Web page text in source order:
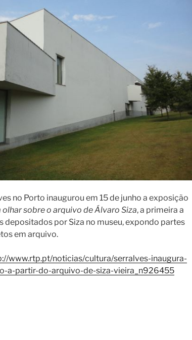
no Porto inaugurou em 15 de junho a exposição
sobre o arquivo de Álvaro Siza, a primeira a
depositados por Siza no museu, expondo partes
em arquivo.
www.rtp.pt/noticias/cultura/serralves-inaugura-
a-partir-do-arquivo-de-siza-vieira_n926455